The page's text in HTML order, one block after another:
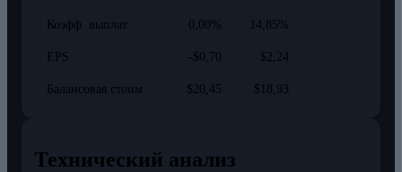
Коэфф. выплат 0,00% 14,85%
EPS -$0,70 $2,24
Балансовая стоим. $20,45 $18,93
Технический анализ